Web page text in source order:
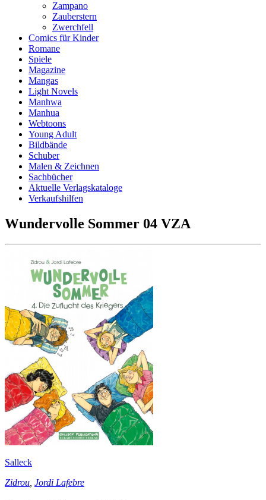
Zampano
Zauberstern
Zwerchfell
Comics für Kinder
Romane
Spiele
Magazine
Mangas
Light Novels
Manhwa
Manhua
Webtoons
Young Adult
Bildbände
Schuber
Malen & Zeichnen
Sachbücher
Aktuelle Verlagskataloge
Verkaufshilfen
Wundervolle Sommer 04 VZA
Salleck
Zidrou Jordi Lafebre